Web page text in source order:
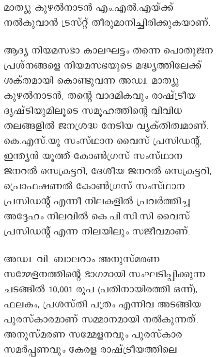
മാത്യു കുഴൽനാടൻ എം.എൽ.എയ്ക്ക്
നൽകുവാൻ ട്രസ്റ്റ് തീരുമാനിച്ചിരിക്കുകയാണ്.
ആദ്യ നിയമസഭാ കാലഘട്ടം തന്നെ പൊതുജന
പ്രശ്നങ്ങളെ നിയമസഭയുടെ മദ്ധ്യത്തിലേക്ക്
ശക്തമായി കൊണ്ടുവന്ന അഡ്വ. മാത്യു
കുഴൽനാടൻ, തന്റെ വാദമികവും രാഷ്ട്രീയ
ദൃഷ്ടിയുമിലൂടെ സമൂഹത്തിന്റെ വിവിധ
തലങ്ങളിൽ ജനശ്രദ്ധ നേടിയ വ്യക്തിത്വമാണ്.
കെ.എസ്.യു സംസ്ഥാന വൈസ് പ്രസിഡന്റ്,
ഇന്ത്യൻ യൂത്ത് കോൺഗ്രസ് സംസ്ഥാന
ജനറൽ സെക്രട്ടറി, ദേശീയ ജനറൽ സെക്രട്ടറി,
പ്രൊഫഷണൽ കോൺഗ്രസ് സംസ്ഥാന
പ്രസിഡന്റ് എന്നീ നിലകളിൽ പ്രവർത്തിച്ച
അദ്ദേഹം നിലവിൽ കെ.പി.സി.സി വൈസ്
പ്രസിഡന്റ് എന്ന നിലയിലും സജീവമാണ്.
അഡ്വ. വി. ബാലറാം അനുസ്മരണ
സമ്മേളനത്തിന്റെ ഭാഗമായി സംഘടിപ്പിക്കുന്ന
ചടങ്ങിൽ 10,001 രൂപ (പതിനായിരത്തി ഒന്ന്),
ഫലകം, പ്രശസ്തി പത്രം എന്നിവ അടങ്ങിയ
പുരസ്കാരമാണ് സമ്മാനമായി നൽകുന്നത്.
അനുസ്മരണ സമ്മേളനവും പുരസ്കാര
സമർപ്പണവും കേരള രാഷ്ട്രീയത്തിലെ